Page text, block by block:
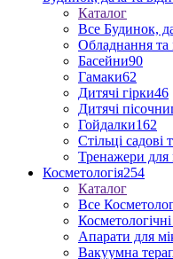
Каталог
Все Будинок,
Обладнання та
Басейни90
Гамаки62
Дитячі гірки46
Дитячі
Гойдалки162
Стільці садові
Тренажери для
Косметологія254
Каталог
Все
Апарати для
Вакуумна